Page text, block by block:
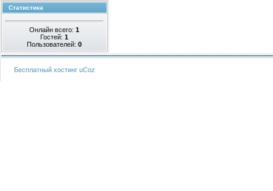
Статистика
Онлайн всего:1
Гостей:1
Пользователей:0
Бесплатный хостинг uCoz